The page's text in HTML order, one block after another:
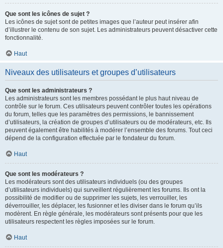
Que sont les icônes de sujet ?
Les icônes de sujet sont de petites images que l’auteur peut insérer afin
d’illustrer le contenu de son sujet. Les administrateurs peuvent désactiver cette
fonctionnalité.
Haut
Niveaux des utilisateurs et groupes d’utilisateurs
Que sont les administrateurs ?
Les administrateurs sont les membres possédant le plus haut niveau de
contrôle sur le forum. Ces utilisateurs peuvent contrôler toutes les opérations
du forum, telles que les paramètres des permissions, le bannissement
d’utilisateurs, la création de groupes d’utilisateurs ou de modérateurs, etc. Ils
peuvent également être habilités à modérer l’ensemble des forums. Tout ceci
dépend de la configuration effectuée par le fondateur du forum.
Haut
Que sont les modérateurs ?
Les modérateurs sont des utilisateurs individuels (ou des groupes
d’utilisateurs individuels) qui surveillent régulièrement les forums. Ils ont la
possibilité de modifier ou de supprimer les sujets, les verrouiller, les
déverrouiller, les déplacer, les fusionner et les diviser dans le forum qu’ils
modèrent. En règle générale, les modérateurs sont présents pour que les
utilisateurs respectent les règles imposées sur le forum.
Haut